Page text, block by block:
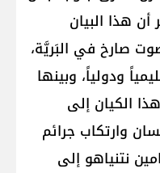
أن هذا البيان
صارخ في البَريَّة،
ودولياً، وبينها
هذا الكيان إلى
وارتكاب جرائم
نتنياهو​ إلى